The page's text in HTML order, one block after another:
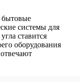
бытовые
системы для
ставится
оборудования